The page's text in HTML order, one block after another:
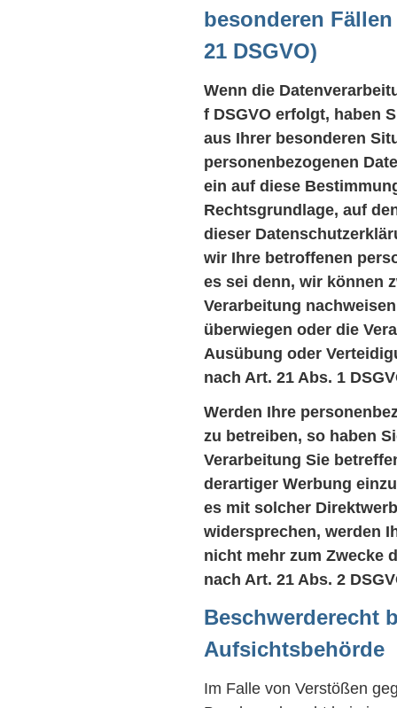
besonderen
21 DSGVO)
Wenn die
f DSGVO erfolgt, haben
aus Ihrer besonderen
personenbezogenen
ein auf diese
Rechtsgrundlage, auf
dieser
wir Ihre betroffenen
es sei denn, wir können
Verarbeitung
überwiegen oder die
Ausübung oder
nach Art. 21 Abs. 1
Werden Ihre
zu betreiben, so haben
Verarbeitung Sie
derartiger Werbung
es mit solcher
widersprechen, werden
nicht mehr zum Zwecke
nach Art. 21 Abs. 2
Beschwerderecht
Aufsichtsbehörde
Im Falle von Verstößen